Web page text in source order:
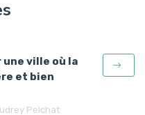
ville où la
et bien
Pelchat